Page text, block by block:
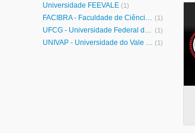
Universidade FEEVALE (1)
FACIBRA - Faculdade de Ciências Wenceslau Braz (1)
UFCG - Universidade Federal de Campina Grande (1)
UNIVAP - Universidade do Vale do Paraíba (1)